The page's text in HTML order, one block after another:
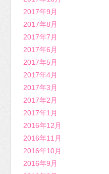
2017年9月
2017年8月
2017年7月
2017年6月
2017年5月
2017年4月
2017年3月
2017年2月
2017年1月
2016年12月
2016年11月
2016年10月
2016年9月